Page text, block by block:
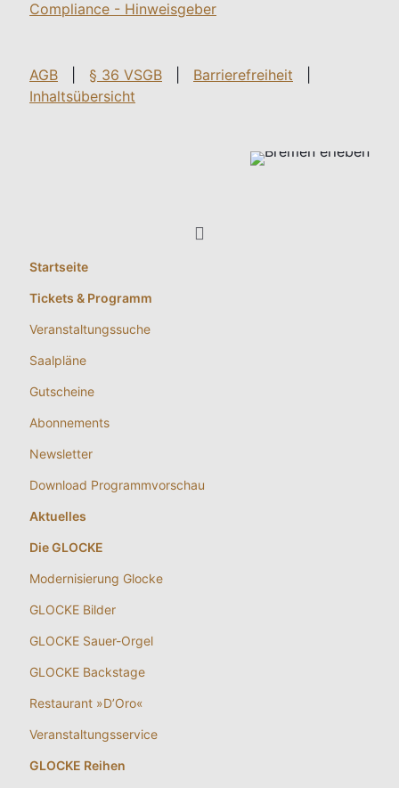
Compliance - Hinweisgeber
AGB § 36 VSGB Barrierefreiheit
Inhaltsübersicht
Startseite
Tickets & Programm
Veranstaltungssuche
Saalpläne
Gutscheine
Abonnements
Newsletter
Download Programmvorschau
Aktuelles
Die GLOCKE
Modernisierung Glocke
GLOCKE Bilder
GLOCKE Sauer-Orgel
GLOCKE Backstage
Restaurant »D’Oro«
Veranstaltungsservice
GLOCKE Reihen